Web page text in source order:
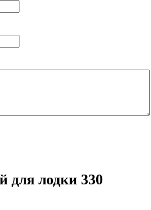
для лодки 330